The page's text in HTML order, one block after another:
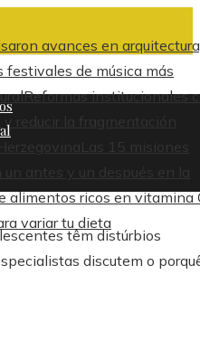
avances en
festivales de música más
Reformas institucionales
reducir la fragmentación
Las 15 misiones
antes y un después en la
alimentos ricos en vitamina
variar tu dieta
têm distúrbios
discutem o